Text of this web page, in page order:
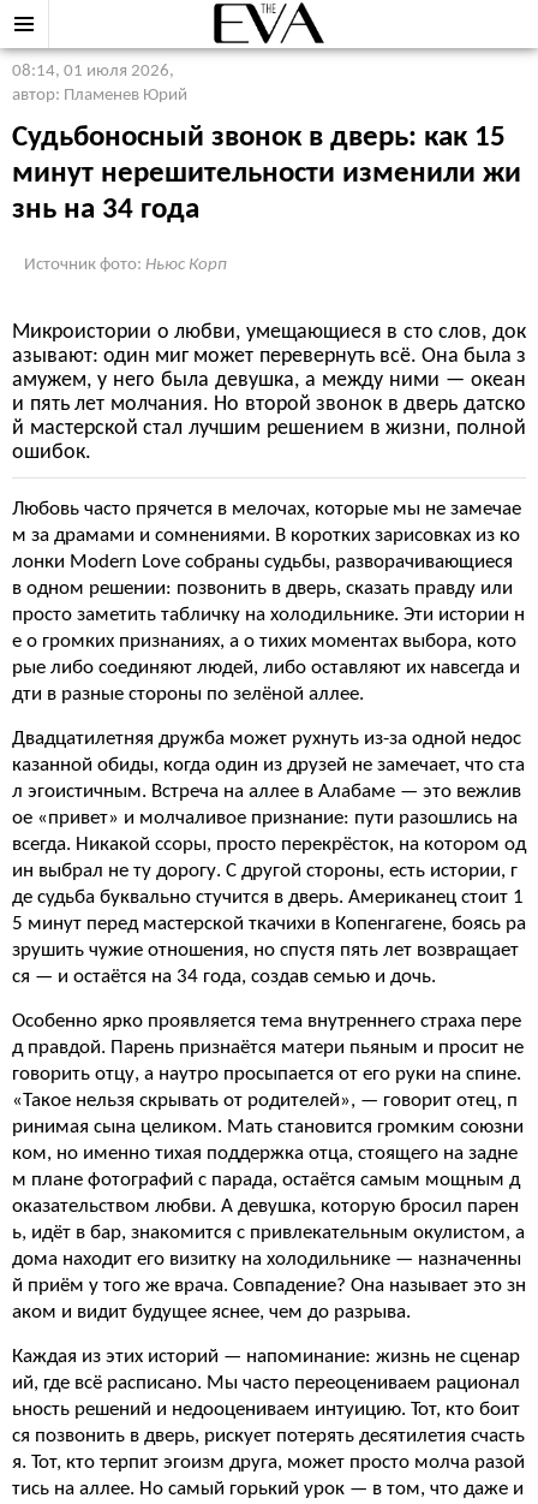
08:14, 01 июля 2026,
автор: Пламенев Юрий
Судьбоносный звонок в дверь: как 15
минут нерешительности изменили жи
знь на 34 года
Источник фото: Ньюс Корп
Микроистории о любви, умещающиеся в сто слов, док
азывают: один миг может перевернуть всё. Она была з
амужем, у него была девушка, а между ними — океан
и пять лет молчания. Но второй звонок в дверь датско
й мастерской стал лучшим решением в жизни, полной
ошибок.
Любовь часто прячется в мелочах, которые мы не замечае
м за драмами и сомнениями. В коротких зарисовках из ко
лонки Modern Love собраны судьбы, разворачивающиеся
в одном решении: позвонить в дверь, сказать правду или
просто заметить табличку на холодильнике. Эти истории н
е о громких признаниях, а о тихих моментах выбора, кото
рые либо соединяют людей, либо оставляют их навсегда и
дти в разные стороны по зелёной аллее.
Двадцатилетняя дружба может рухнуть из-за одной недос
казанной обиды, когда один из друзей не замечает, что ста
л эгоистичным. Встреча на аллее в Алабаме — это вежлив
ое «привет» и молчаливое признание: пути разошлись на
всегда. Никакой ссоры, просто перекрёсток, на котором од
ин выбрал не ту дорогу. С другой стороны, есть истории, г
де судьба буквально стучится в дверь. Американец стоит 1
5 минут перед мастерской ткачихи в Копенгагене, боясь ра
зрушить чужие отношения, но спустя пять лет возвращает
ся — и остаётся на 34 года, создав семью и дочь.
Особенно ярко проявляется тема внутреннего страха пере
д правдой. Парень признаётся матери пьяным и просит не
говорить отцу, а наутро просыпается от его руки на спине.
«Такое нельзя скрывать от родителей», — говорит отец, п
ринимая сына целиком. Мать становится громким союзни
ком, но именно тихая поддержка отца, стоящего на задне
м плане фотографий с парада, остаётся самым мощным д
оказательством любви. А девушка, которую бросил парен
ь, идёт в бар, знакомится с привлекательным окулистом, а
дома находит его визитку на холодильнике — назначенны
й приём у того же врача. Совпадение? Она называет это зн
аком и видит будущее яснее, чем до разрыва.
Каждая из этих историй — напоминание: жизнь не сценар
ий, где всё расписано. Мы часто переоцениваем рационал
ьность решений и недооцениваем интуицию. Тот, кто боит
ся позвонить в дверь, рискует потерять десятилетия счасть
я. Тот, кто терпит эгоизм друга, может просто молча разой
тись на аллее. Но самый горький урок — в том, что даже и